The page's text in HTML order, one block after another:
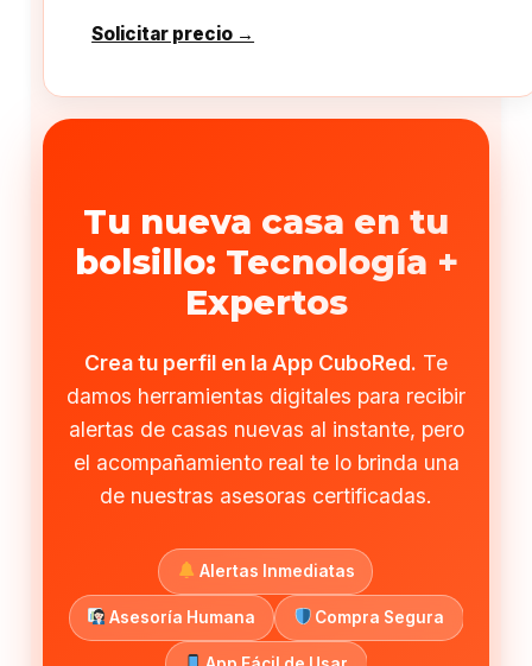
Solicitar precio →
Tu nueva casa en tu
bolsillo: Tecnología +
Expertos
Crea tu perfil en la App CuboRed. Te
damos herramientas digitales para recibir
alertas de casas nuevas al instante, pero
el acompañamiento real te lo brinda una
de nuestras asesoras certificadas.
Alertas Inmediatas
Asesoría Humana Compra Segura